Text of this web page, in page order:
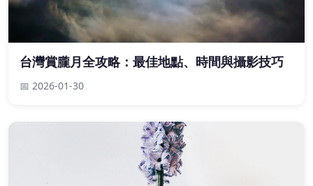
台灣賞朧月全攻略：最佳地點、時間與攝影技巧
📅 2026-01-30